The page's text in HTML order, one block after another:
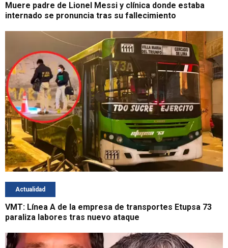
Muere padre de Lionel Messi y clínica donde estaba
internado se pronuncia tras su fallecimiento
Actualidad
VMT: Línea A de la empresa de transportes Etupsa 73
paraliza labores tras nuevo ataque